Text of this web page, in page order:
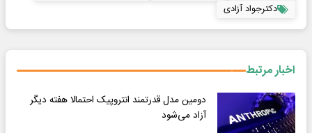
دکترجواد آزادی
اخبار مرتبط
دومین مدل قدرتمند انتروپیک احتمالا هفته دیگر
آزاد می‌شود